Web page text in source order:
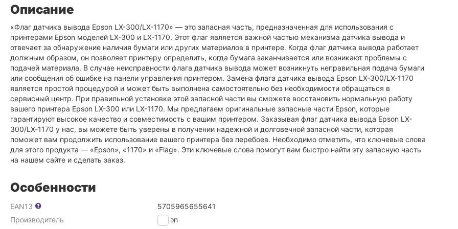
Описание
«Флаг датчика вывода Epson LX-300/LX-1170» — это запасная часть, предназначенная для использования с
принтерами Epson моделей LX-300 и LX-1170. Этот флаг является важной частью механизма датчика вывода и
отвечает за обнаружение наличия бумаги или других материалов в принтере. Когда флаг датчика вывода работает
должным образом, он позволяет принтеру определить, когда бумага заканчивается или возникают проблемы с
подачей материала. В случае неисправности флага датчика вывода может возникнуть неправильная подача бумаги
или сообщения об ошибке на панели управления принтером. Замена флага датчика вывода Epson LX-300/LX-1170
является простой процедурой и может быть выполнена самостоятельно без необходимости обращаться в
сервисный центр. При правильной установке этой запасной части вы сможете восстановить нормальную работу
вашего принтера Epson LX-300 или LX-1170. Мы предлагаем оригинальные запасные части Epson, которые
гарантируют высокое качество и совместимость с вашим принтером. Заказывая флаг датчика вывода Epson LX-
300/LX-1170 у нас, вы можете быть уверены в получении надежной и долговечной запасной части, которая
поможет вам продолжить использование вашего принтера без перебоев. Необходимо отметить, что ключевые слова
для этого продукта — «Epson», «1170» и «Flag». Эти ключевые слова помогут вам быстро найти эту запасную часть
на нашем сайте и сделать заказ.
Особенности
EAN13
5705965655641
Производитель
Epson